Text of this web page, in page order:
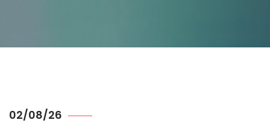
02/08/26